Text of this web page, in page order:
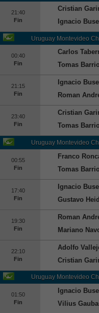
21:40
Fin
Cristian
Ignacio Buse
UruguayMontevideo
00:40
Fin
Carlos
Tomas
21:15
Fin
Ignacio Buse
Roman
23:40
Fin
Cristian
Tomas
UruguayMontevideo
00:55
Fin
Franco
Tomas
17:40
Fin
Ignacio Buse
Gustavo
19:30
Fin
Roman
Mariano
22:10
Fin
Adolfo
Cristian
UruguayMontevideo
01:50
Fin
Ignacio Buse
Vilius